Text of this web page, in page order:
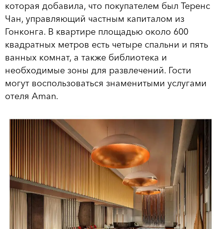
которая добавила, что покупателем был Теренс
Чан, управляющий частным капиталом из
Гонконга. В квартире площадью около 600
квадратных метров есть четыре спальни и пять
ванных комнат, а также библиотека и
необходимые зоны для развлечений. Гости
могут воспользоваться знаменитыми услугами
отеля Aman.